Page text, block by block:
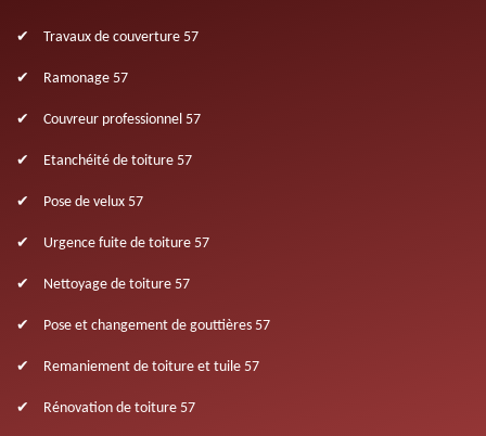
Travaux de couverture 57
Ramonage 57
Couvreur professionnel 57
Etanchéité de toiture 57
Pose de velux 57
Urgence fuite de toiture 57
Nettoyage de toiture 57
Pose et changement de gouttières 57
Remaniement de toiture et tuile 57
Rénovation de toiture 57